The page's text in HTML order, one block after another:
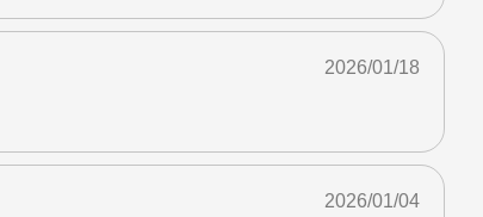
2026/01/18
2026/01/04